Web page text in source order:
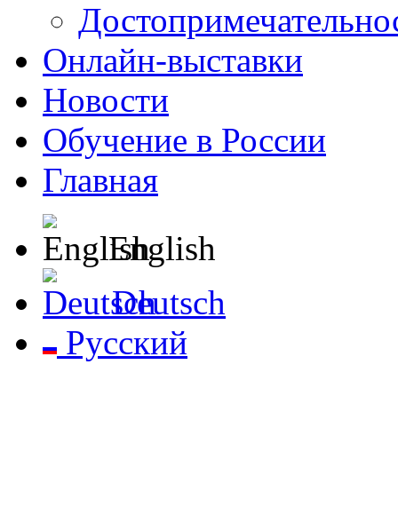
Онлайн-выставки
Новости
Обучение в России
Главная
English
Deutsch
Русский